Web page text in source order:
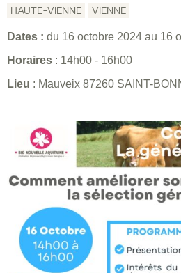
HAUTE-VIENNE
VIENNE
Dates : du 16 octobre 2024 au 16
Horaires : 14h00 - 16h00
Lieu : Mauveix 87260 SAINT-